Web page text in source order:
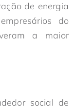
de energia
do
a maior
social de